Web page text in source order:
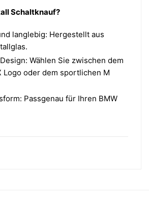
Schaltknauf?
langlebig: Hergestellt aus
Wählen Sie zwischen dem
Logo oder dem sportlichen M
Passgenau für Ihren BMW